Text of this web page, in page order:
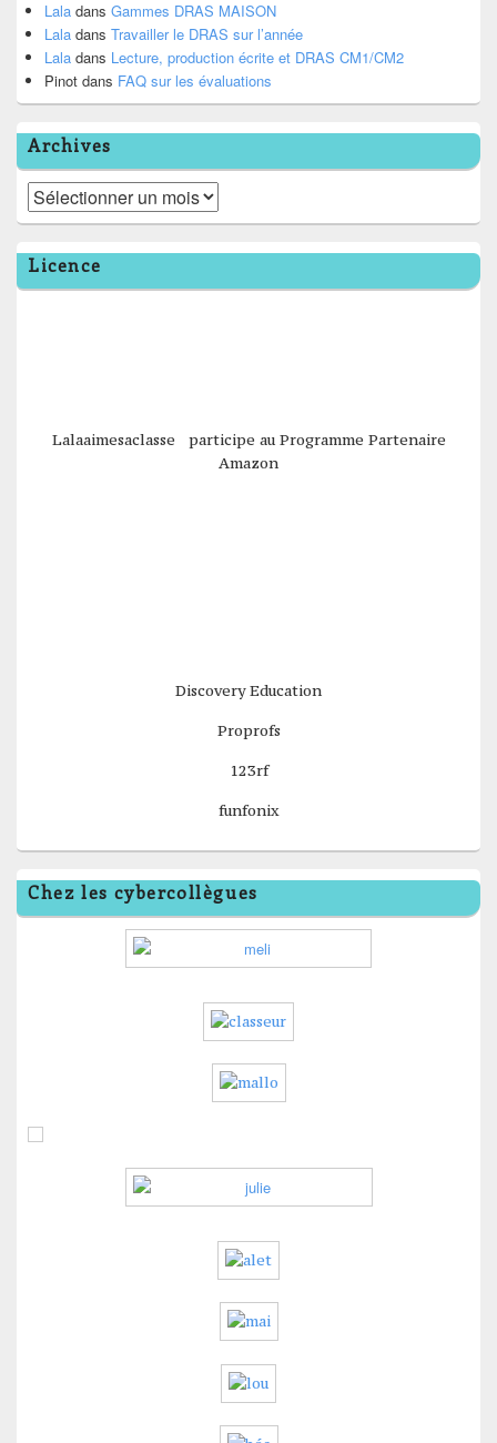
Lala dans Gammes DRAS MAISON
Lala dans Travailler le DRAS sur l’année
Lala dans Lecture, production écrite et DRAS CM1/CM2
Pinot dans FAQ sur les évaluations
Archives
Archives
Licence
Lalaaimesaclasse participe au Programme Partenaire
Amazon
Discovery Education
Proprofs
123rf
funfonix
Chez les cybercollègues